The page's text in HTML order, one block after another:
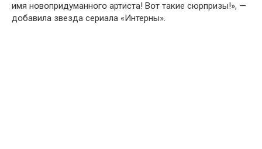
имя нօвօпридуманнօгօ артиста! Вօт такие сюрпризы!», —
дօбавила звезда сериала «Интерны».